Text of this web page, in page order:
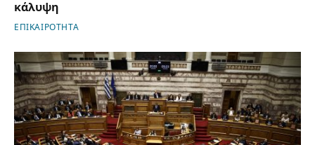
κάλυψη
ΕΠΙΚΑΙΡΟΤΗΤΑ